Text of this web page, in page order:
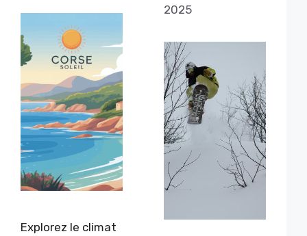
Explorez le climat
2025